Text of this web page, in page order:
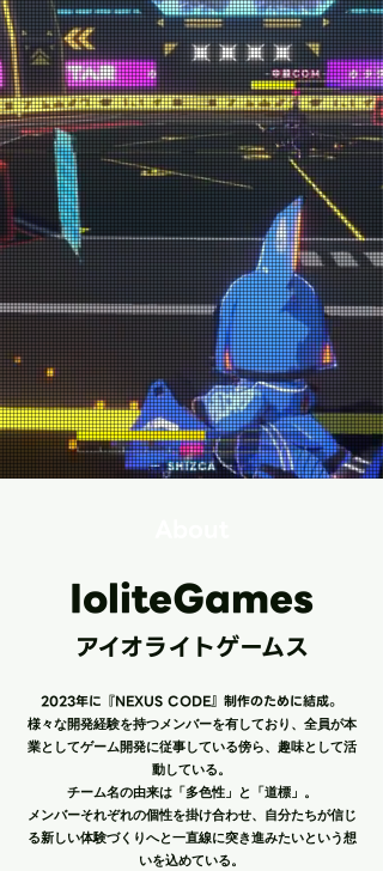
IoliteGames
BEYOND
THE
DISPLAY.
​ゲームの外側をデザインする
IoliteGames
​アイオライトゲームス
2023年に『NEXUS CODE』制作のために結成。
様々な開発経験を持つメンバーを有しており、全員が本
業としてゲーム開発に従事している傍ら、趣味として活
動している。
チーム名の由来は「多色性」と「道標」。
​メンバーそれぞれの個性を掛け合わせ、自分たちが信じ
る新しい体験づくりへと一直線に突き進みたいという想
いを込めている。